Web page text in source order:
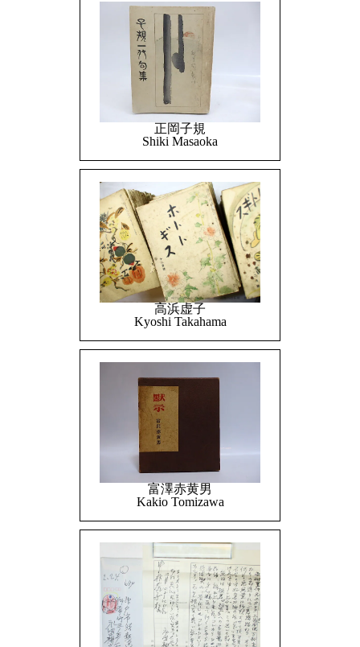
正岡子規
Shiki Masaoka
高浜虚子
Kyoshi Takahama
富澤赤黄男
Kakio Tomizawa